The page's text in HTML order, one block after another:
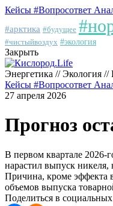
Кейсы #Вопросответ
#арктика #будущее
#чистыйвоздух #экология
Закрыть
Энергетика // Экология //
Кейсы #Вопросответ
27 апреля 2026
Прогноз
В первом квартале 2026-
нарастил выпуск никеля,
Причина, кроме эффекта
объемов выпуска
Поделиться в социальных